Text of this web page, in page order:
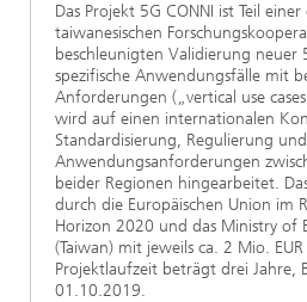
Das Projekt 5G CONNI ist Teil
taiwanesischen
beschleunigten Validierung neuer
spezifische Anwendungsfälle mit
Anforderungen („vertical use
wird auf einen internationalen
Standardisierung, Regulierung und
Anwendungsanforderungen
beider Regionen hingearbeitet.
durch die Europäischen Union im
Horizon 2020 und das Ministry of
(Taiwan) mit jeweils ca. 2 Mio.
Projektlaufzeit beträgt drei Jahre,
01.10.2019.